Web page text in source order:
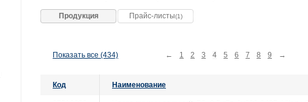
Продукция Прайс-листы(1)
Показать все (434) ← 1 2 3 4 5 6 7 8 9 →
Код Наименование